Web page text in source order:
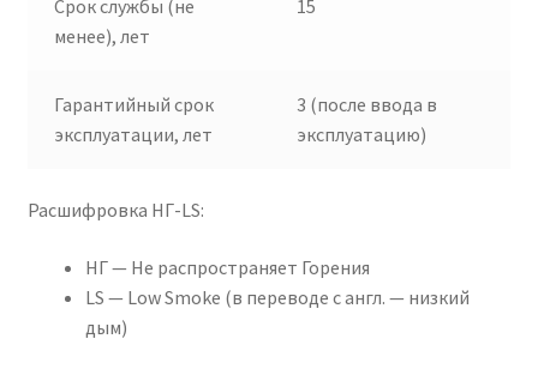
Срок службы (не
менее), лет
15
Гарантийный срок
эксплуатации, лет
3 (после ввода в
эксплуатацию)
Расшифровка НГ-LS:
НГ — Не распространяет Горения
LS — Low Smoke (в переводе с англ. — низкий
дым)